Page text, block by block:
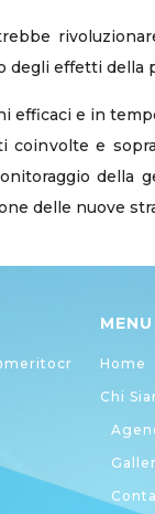
effetti della
efficaci e in
e
delle nuove
MENU
Home
Chi